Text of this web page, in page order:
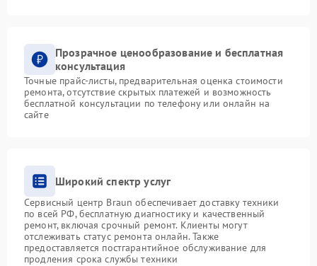
Прозрачное ценообразование и бесплатная
консультация
Точные прайс-листы, предварительная оценка стоимости
ремонта, отсутствие скрытых платежей и возможность
бесплатной консультации по телефону или онлайн на
сайте
Широкий спектр услуг
Сервисный центр Braun обеспечивает доставку техники
по всей РФ, бесплатную диагностику и качественный
ремонт, включая срочный ремонт. Клиенты могут
отслеживать статус ремонта онлайн. Также
предоставляется постгарантийное обслуживание для
продления срока службы техники